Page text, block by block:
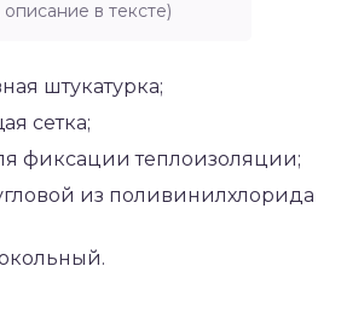
описание в тексте)
штукатурка;
сетка;
фиксации теплоизоляции;
из поливинилхлорида